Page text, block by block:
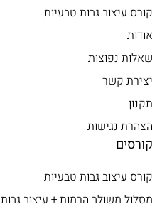
קורס עיצוב גבות טבעיות
אודות
שאלות נפוצות
יצירת קשר
תקנון
הצהרת נגישות
קורסים
קורס עיצוב גבות טבעיות
מסלול משולב הרמות + עיצוב גבות​